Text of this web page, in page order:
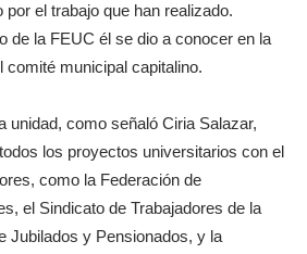
el trabajo que han realizado.
de la FEUC él se dio a conocer en la
comité municipal capitalino.
unidad, como señaló Ciria Salazar,
los proyectos universitarios con el
como la Federación de
el Sindicato de Trabajadores de la
Jubilados y Pensionados, y la